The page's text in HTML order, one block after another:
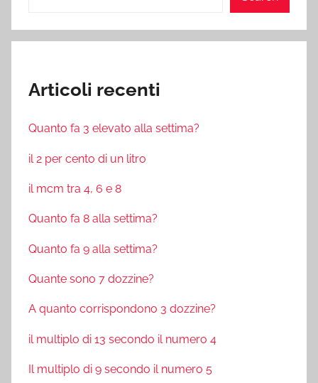
Articoli recenti
Quanto fa 3 elevato alla settima?
il 2 per cento di un litro
il mcm tra 4, 6 e 8
Quanto fa 8 alla settima?
Quanto fa 9 alla settima?
Quante sono 7 dozzine?
A quanto corrispondono 3 dozzine?
il multiplo di 13 secondo il numero 4
Il multiplo di 9 secondo il numero 5